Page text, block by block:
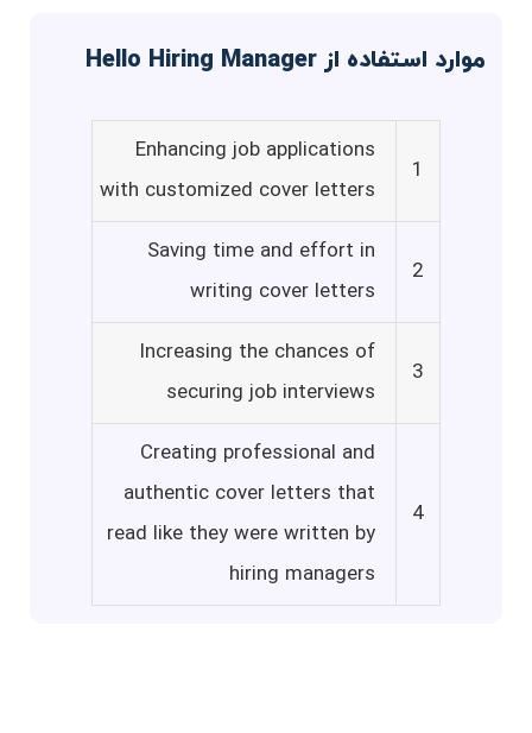
موارد استفاده از Hello Hiring Manager
1
Enhancing job applications
with customized cover letters
2
Saving time and effort in
writing cover letters
3
Increasing the chances of
securing job interviews
4
Creating professional and
authentic cover letters that
read like they were written by
hiring managers